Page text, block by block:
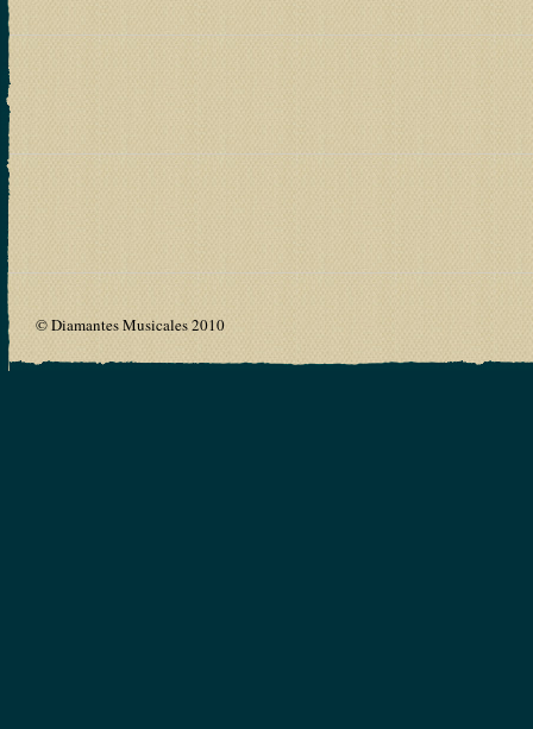
© Diamantes Musicales 2010